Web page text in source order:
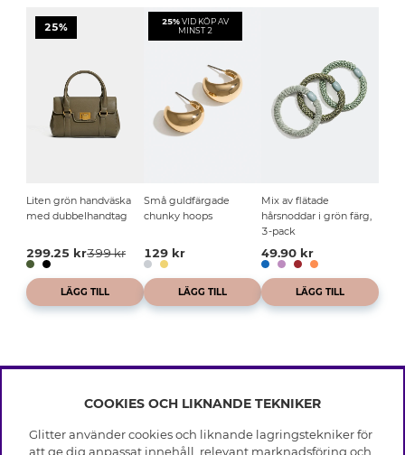
25%
Liten grön handväska
med dubbelhandtag
299.25 kr399 kr
LÄGG TILL
25% VID KÖP AV
MINST 2
Små guldfärgade
chunky hoops
129 kr
LÄGG TILL
Mix av flätade
hårsnoddar i grön färg,
3-pack
49.90 kr
LÄGG TILL
INFO
Leverans
COOKIES OCH LIKNANDE TEKNIKER
Glitter använder cookies och liknande lagringstekniker för
att ge dig anpassat innehåll, relevant marknadsföring och